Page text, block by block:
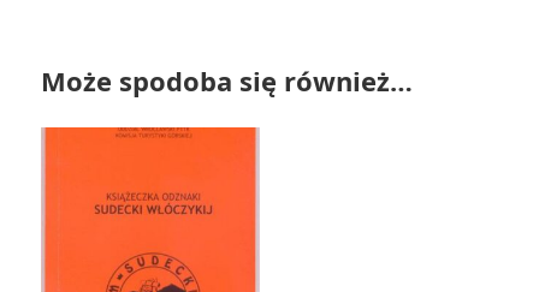
Może spodoba się również…